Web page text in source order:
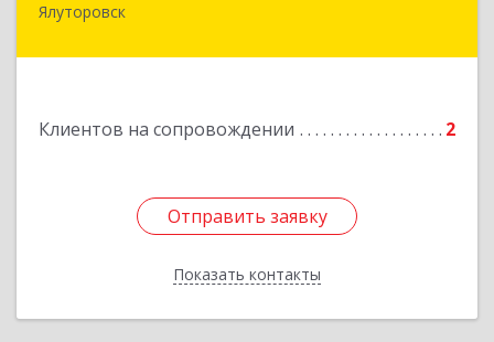
Ялуторовск
Клиентов на сопровождении 2
Отправить заявку
Показать контакты
Отправить заявку
Назад